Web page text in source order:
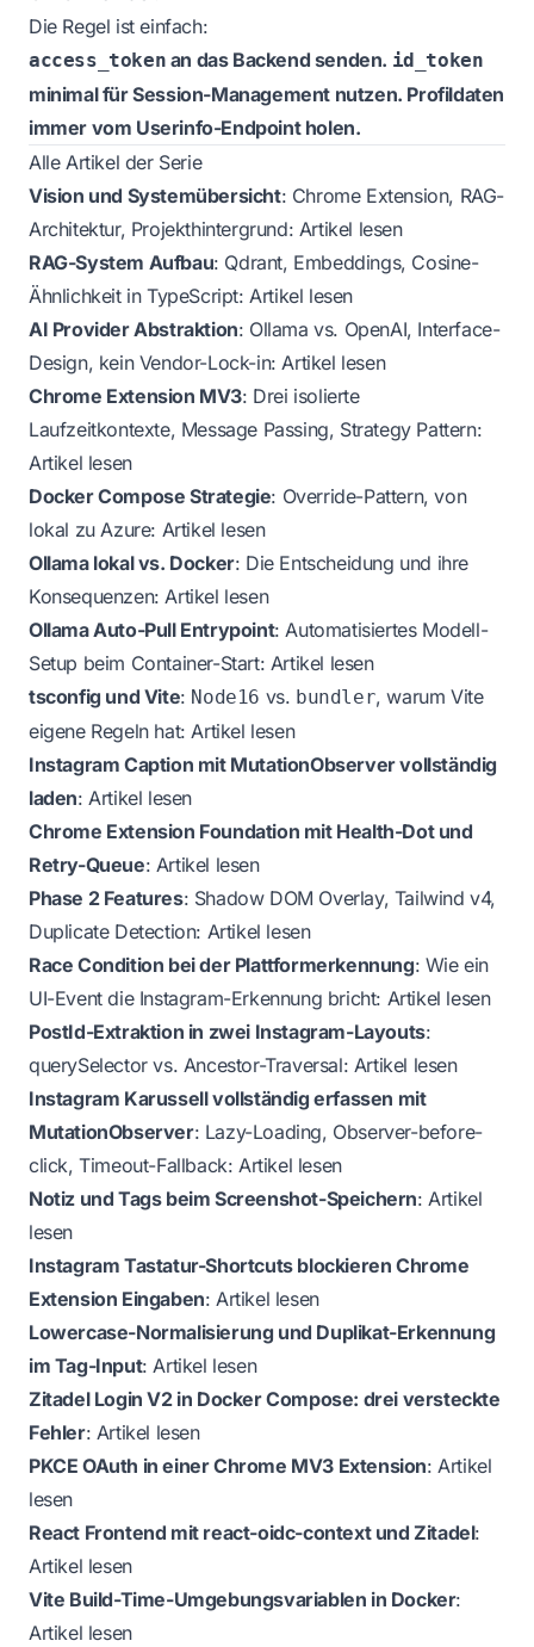
Die Regel ist einfach:
access_token an das Backend senden. id_token
minimal für Session-Management nutzen. Profildaten
immer vom Userinfo-Endpoint holen.
Alle Artikel der Serie
Vision und Systemübersicht: Chrome Extension, RAG-
Architektur, Projekthintergrund: Artikel lesen
RAG-System Aufbau: Qdrant, Embeddings, Cosine-
Ähnlichkeit in TypeScript:Artikel lesen
AI Provider Abstraktion: Ollama vs. OpenAI, Interface-
Design, kein Vendor-Lock-in:Artikel lesen
Chrome Extension MV3: Drei isolierte
Laufzeitkontexte, Message Passing, Strategy Pattern:
Artikel lesen
Docker Compose Strategie: Override-Pattern, von
lokal zu Azure: Artikel lesen
Ollama lokal vs. Docker: Die Entscheidung und ihre
Konsequenzen:Artikel lesen
Ollama Auto-Pull Entrypoint: Automatisiertes Modell-
Setup beim Container-Start: Artikel lesen
tsconfig und Vite: Node16 vs. bundler, warum Vite
eigene Regeln hat:Artikel lesen
Instagram Caption mit MutationObserver vollständig
laden:Artikel lesen
Chrome Extension Foundation mit Health-Dot und
Retry-Queue: Artikel lesen
Phase 2 Features: Shadow DOM Overlay, Tailwind v4,
Duplicate Detection: Artikel lesen
Race Condition bei der Plattformerkennung: Wie ein
UI-Event die Instagram-Erkennung bricht: Artikel lesen
PostId-Extraktion in zwei Instagram-Layouts:
querySelector vs. Ancestor-Traversal: Artikel lesen
Instagram Karussell vollständig erfassen mit
MutationObserver: Lazy-Loading, Observer-before-
click, Timeout-Fallback:Artikel lesen
Notiz und Tags beim Screenshot-Speichern:Artikel
lesen
Instagram Tastatur-Shortcuts blockieren Chrome
Extension Eingaben:Artikel lesen
Lowercase-Normalisierung und Duplikat-Erkennung
im Tag-Input:Artikel lesen
Zitadel Login V2 in Docker Compose: drei versteckte
Fehler: Artikel lesen
PKCE OAuth in einer Chrome MV3 Extension:Artikel
lesen
React Frontend mit react-oidc-context und Zitadel:
Artikel lesen
Vite Build-Time-Umgebungsvariablen in Docker:
Artikel lesen